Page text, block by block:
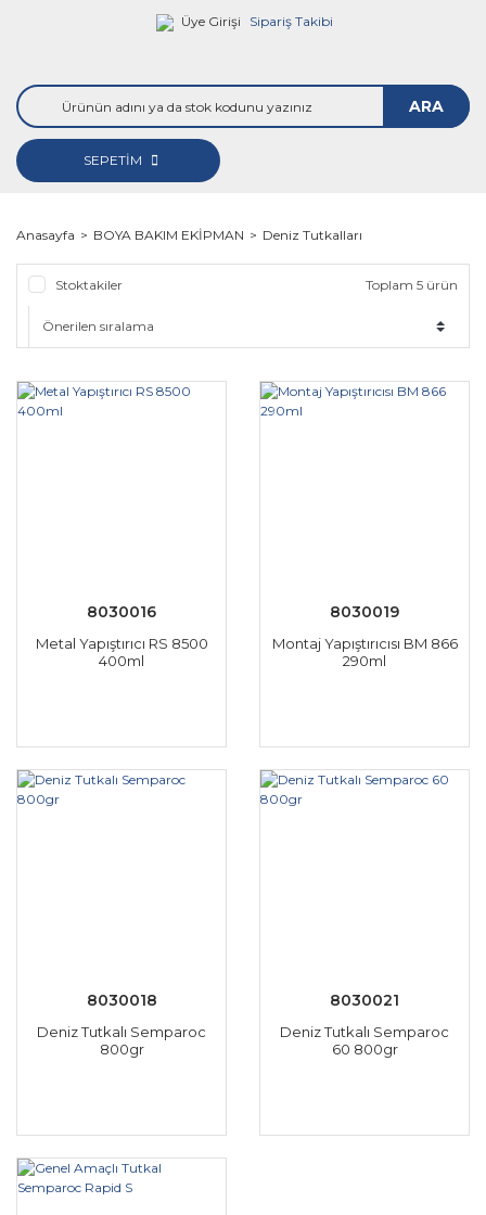
Üye Girişi Sipariş Takibi
ARA
SEPETİM
Anasayfa BOYA BAKIM EKİPMAN Deniz Tutkalları
Stoktakiler Toplam 5 ürün
8030016
Metal Yapıştırıcı RS 8500
400ml
8030019
Montaj Yapıştırıcısı BM 866
290ml
8030018
Deniz Tutkalı Semparoc
800gr
8030021
Deniz Tutkalı Semparoc
60 800gr